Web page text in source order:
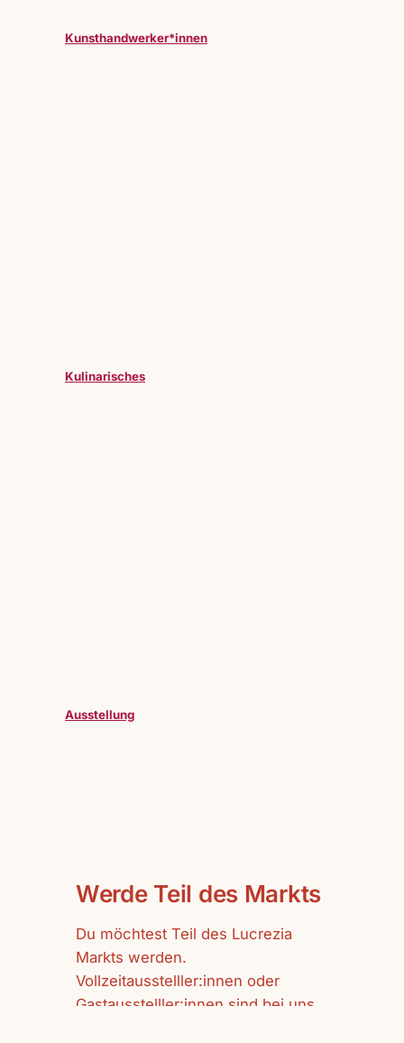
Kunsthandwerker*innen
Kulinarisches
Ausstellung
Werde Teil des Markts
Du möchtest Teil des Lucrezia
Markts werden.
Vollzeitausstelller:innen oder
Gastausstelller:innen sind bei uns